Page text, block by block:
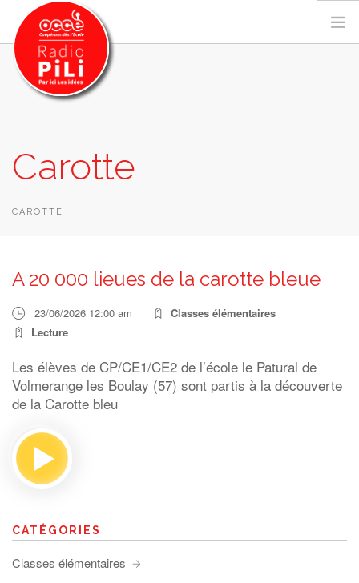
GRILLE DES PROGRAMMES
EMISSIONS / PODCASTS
RECHERCHER
Carotte
CAROTTE
A 20 000 lieues de la carotte bleue
23/06/2026 12:00 am
Classes élémentaires
Lecture
Les élèves de CP/CE1/CE2 de l’école le Patural de
Volmerange les Boulay (57) sont partis à la découverte
de la Carotte bleu
CATÉGORIES
Classes élémentaires